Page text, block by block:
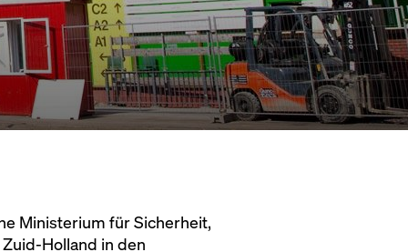
Ministerium für Sicherheit,
Holland in den